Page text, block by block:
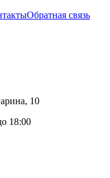
Обратная связь
10
18:00